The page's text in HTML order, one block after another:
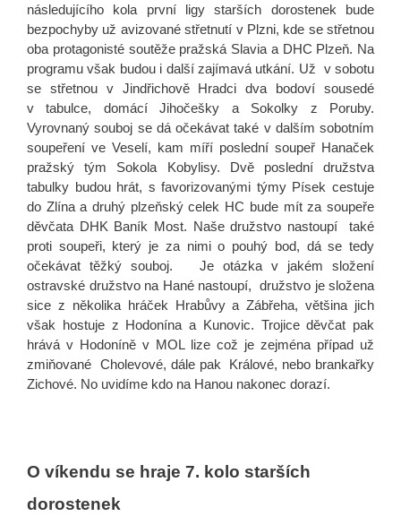
následujícího kola první ligy starších dorostenek bude
bezpochyby už avizované střetnutí v Plzni, kde se střetnou
oba protagonisté soutěže pražská Slavia a DHC Plzeň. Na
programu však budou i další zajímavá utkání. Už v sobotu
se střetnou v Jindřichově Hradci dva bodoví sousedé
v tabulce, domácí Jihočešky a Sokolky z Poruby.
Vyrovnaný souboj se dá očekávat také v dalším sobotním
soupeření ve Veselí, kam míří poslední soupeř Hanaček
pražský tým Sokola Kobylisy. Dvě poslední družstva
tabulky budou hrát, s favorizovanými týmy Písek cestuje
do Zlína a druhý plzeňský celek HC bude mít za soupeře
děvčata DHK Baník Most. Naše družstvo nastoupí také
proti soupeři, který je za nimi o pouhý bod, dá se tedy
očekávat těžký souboj. Je otázka v jakém složení
ostravské družstvo na Hané nastoupí, družstvo je složena
sice z několika hráček Hrabůvy a Zábřeha, většina jich
však hostuje z Hodonína a Kunovic. Trojice děvčat pak
hrává v Hodoníně v MOL lize což je zejména případ už
zmiňované Cholevové, dále pak Králové, nebo brankařky
Zichové. No uvidíme kdo na Hanou nakonec dorazí.
O víkendu se hraje 7. kolo starších
dorostenek